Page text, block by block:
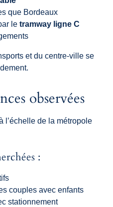
que Bordeaux
le tramway ligne C
etdu centre-ville se
observées
l’échelle de la métropole
:
couples avec enfants
stationnement